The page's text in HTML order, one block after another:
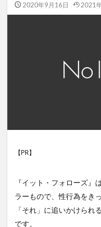
2020年9月16日 2021
【PR】
『イット・フォローズ
ラーもので、性行為をき
「それ」に追いかけられ
です。